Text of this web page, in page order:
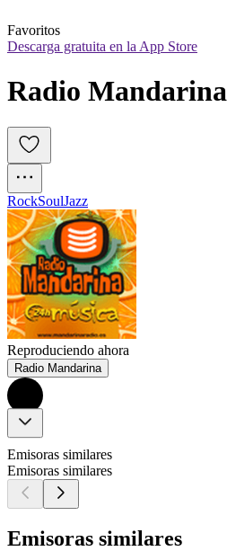
Favoritos
Descarga gratuita en la App Store
Radio Mandarina
RockSoulJazz
Reproduciendo ahora
Radio Mandarina
Emisoras similares
Emisoras similares
Emisoras similares